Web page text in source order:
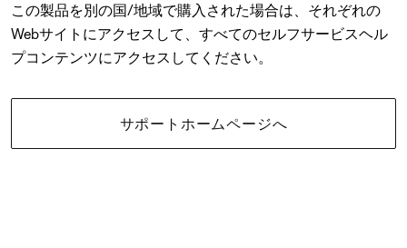
この製品を別の国/地域で購入された場合は、それぞれの
Webサイトにアクセスして、すべてのセルフサービスヘル
プコンテンツにアクセスしてください。
サポートホームページへ